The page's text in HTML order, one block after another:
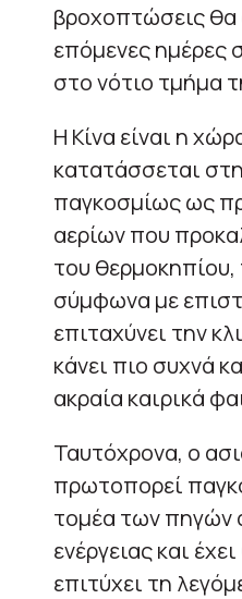
βροχοπτώσεις θα
επόμενες ημέρες
στο νότιο τμήμα
Η Κίνα είναι η
κατατάσσεται
παγκοσμίως ως
αερίων που
του θερμοκηπίου,
σύμφωνα με
επιταχύνει την
κάνει πιο συχνά
ακραία καιρικά
Ταυτόχρονα, ο
πρωτοπορεί
τομέα των πηγών
ενέργειας και
επιτύχει τη